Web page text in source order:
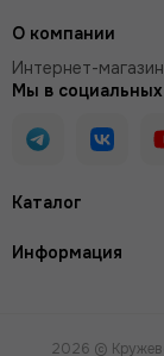
Каталог
Информация
О компании
Интернет-
Мы в социальных
2026 ©